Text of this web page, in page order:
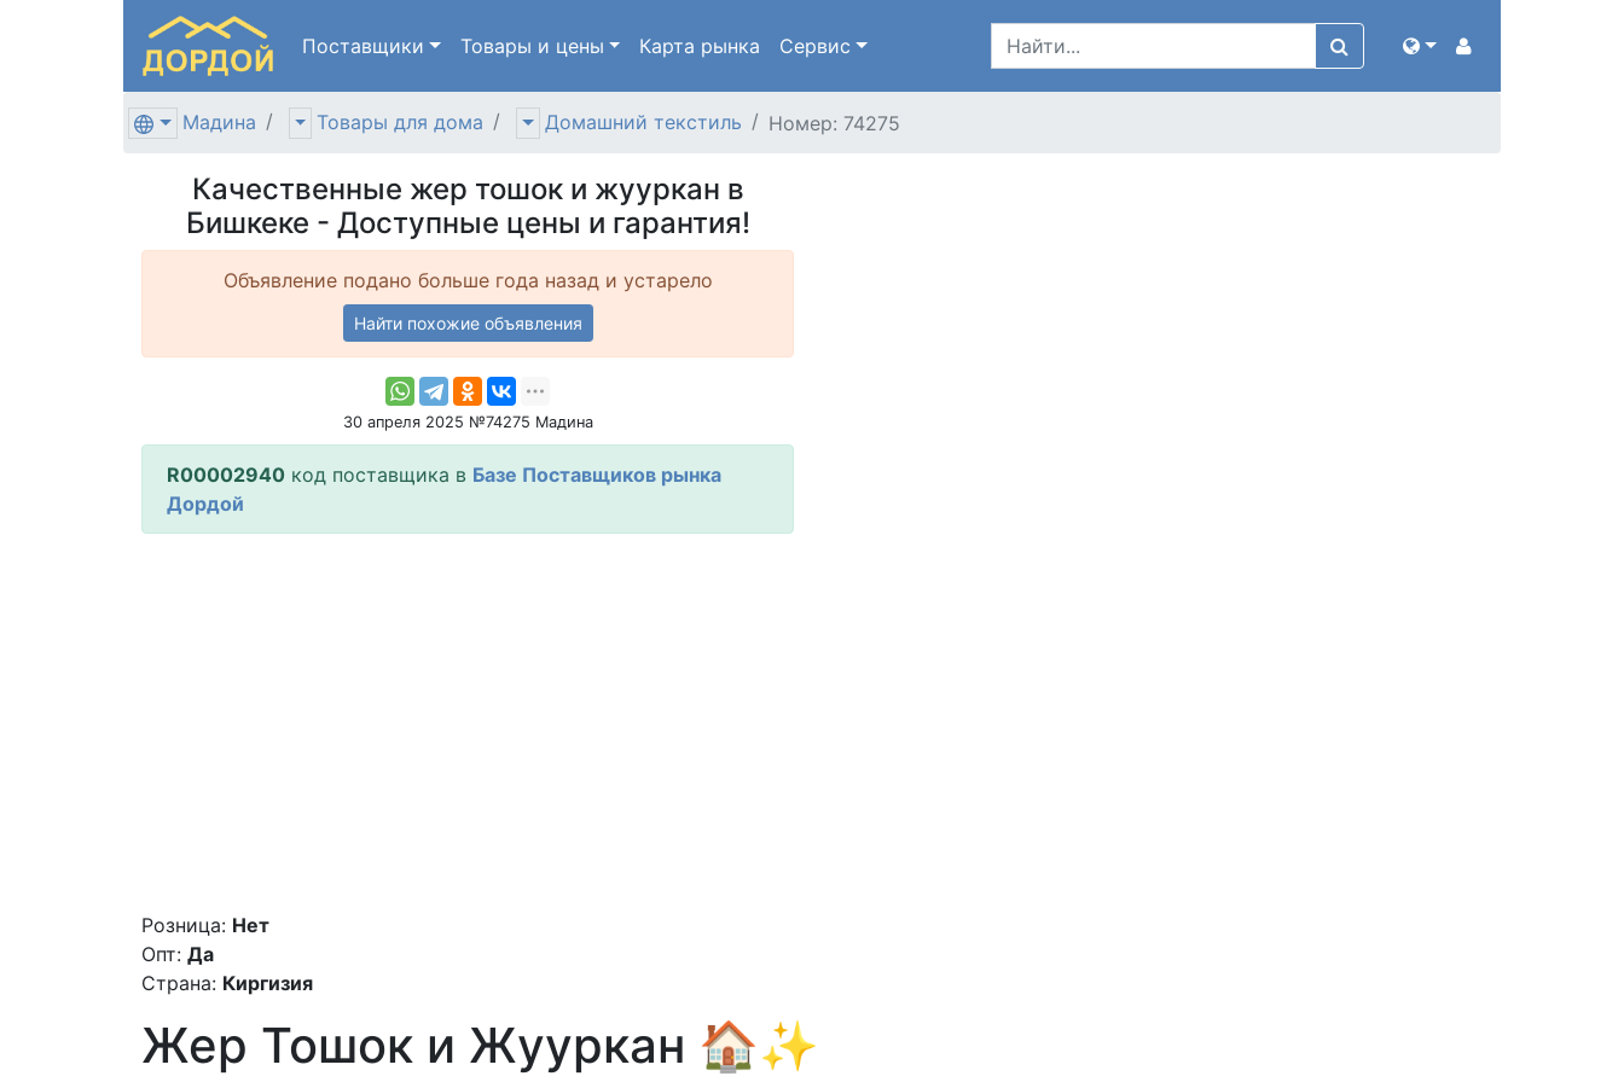
Поставщики Товары и цены Карта рынка Сервис
Мадина Товары для дома Домашний текстиль Номер: 74275
Качественные жер тошок и жууркан в
Бишкеке - Доступные цены и гарантия!
Объявление подано больше года назад и устарело
Найти похожие объявления
30 апреля 2025 №74275 Мадина
R00002940 код поставщика в Базе Поставщиков рынка
Дордой
Розница: Нет
Опт: Да
Страна: Киргизия
Жер Тошок и Жууркан 🏠✨